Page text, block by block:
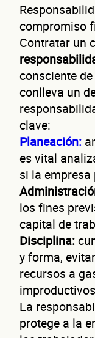
compromiso
Contratar un
consciente
conlleva un
clave:
Planeación:
es vital
si la
los fines
capital de
Disciplina:
y forma,
recursos a
La
protege a la